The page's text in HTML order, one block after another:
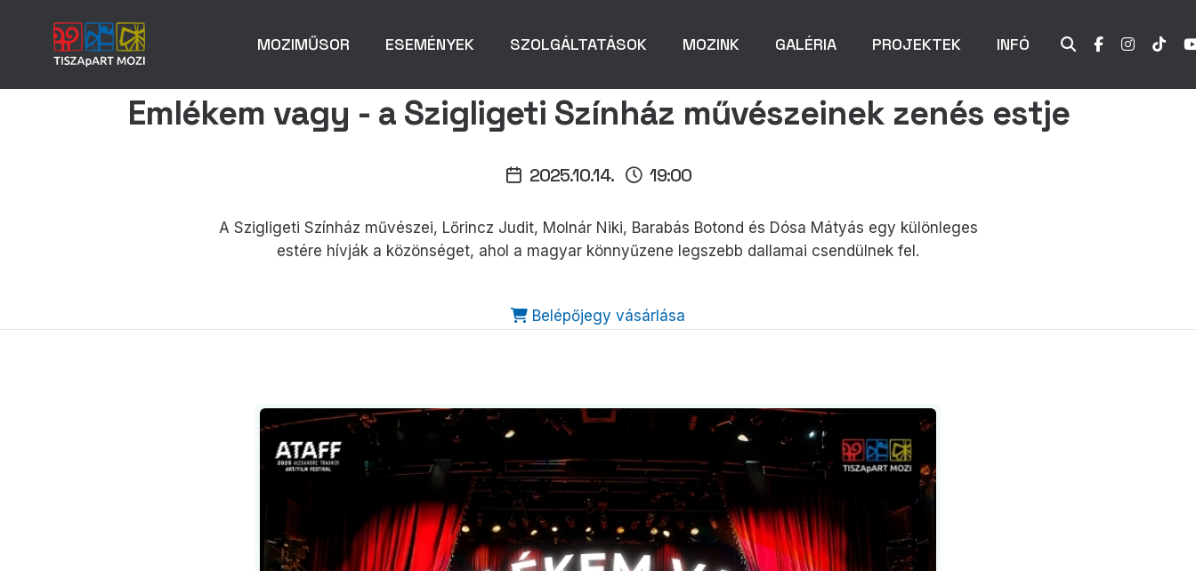
MOZIMŰSOR ESEMÉNYEK SZOLGÁLTATÁSOK MOZINK GALÉRIA PROJEKTEK INFÓ
Emlékem vagy - a Szigligeti Színház művészeinek zenés estje
2025.10.14. 19:00
A Szigligeti Színház művészei, Lőrincz Judit, Molnár Niki, Barabás Botond és Dósa Mátyás egy különleges
estére hívják a közönséget, ahol a magyar könnyűzene legszebb dallamai csendülnek fel.
Belépőjegy vásárlása